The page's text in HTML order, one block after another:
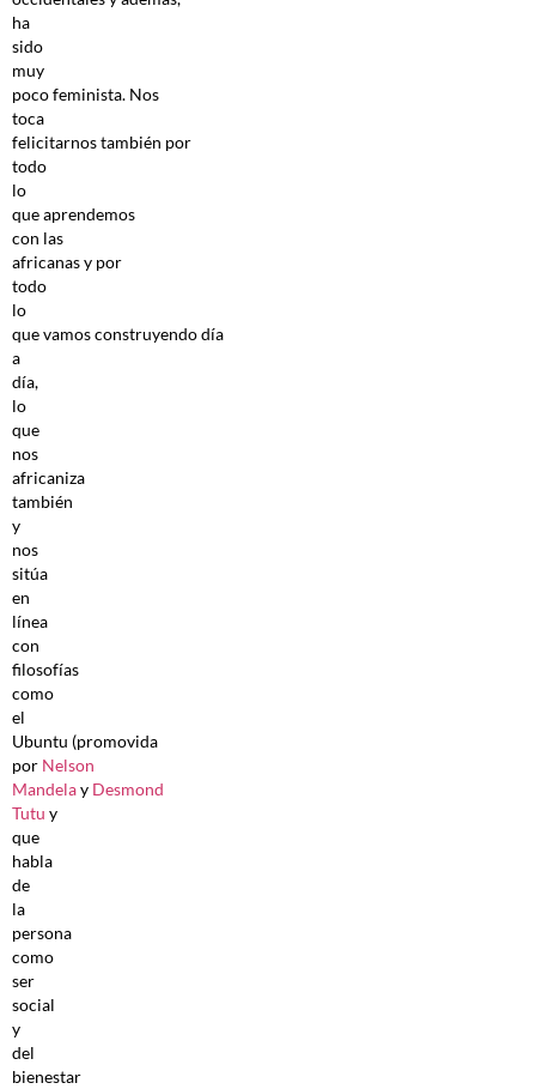
ha
sido
muy
poco feminista. Nos
toca
felicitarnos también por
todo
lo
que aprendemos
con las
africanas y por
todo
lo
que vamos construyendo día
a
día,
lo
que
nos
africaniza
también
y
nos
sitúa
en
línea
con
filosofías
como
el
Ubuntu (promovida
por Nelson
Mandelay Desmond
Tutu y
que
habla
de
la
persona
como
ser
social
y
del
bienestar